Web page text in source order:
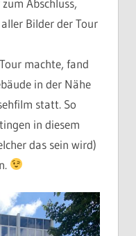
Bilder der Tour
machte, fand
in der Nähe
statt. So
in diesem
das sein wird)